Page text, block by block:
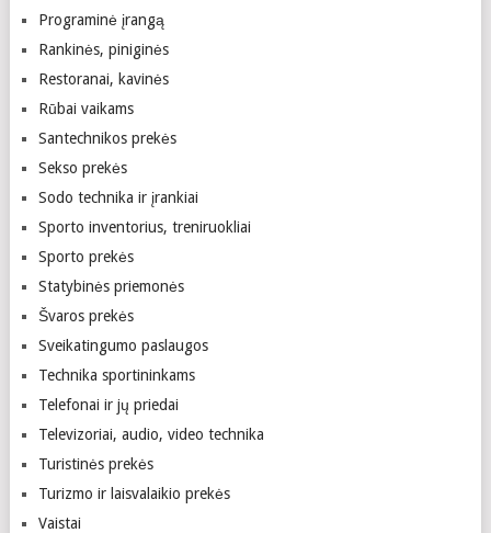
Programinė įrangą
Rankinės, piniginės
Restoranai, kavinės
Rūbai vaikams
Santechnikos prekės
Sekso prekės
Sodo technika ir įrankiai
Sporto inventorius, treniruokliai
Sporto prekės
Statybinės priemonės
Švaros prekės
Sveikatingumo paslaugos
Technika sportininkams
Telefonai ir jų priedai
Televizoriai, audio, video technika
Turistinės prekės
Turizmo ir laisvalaikio prekės
Vaistai